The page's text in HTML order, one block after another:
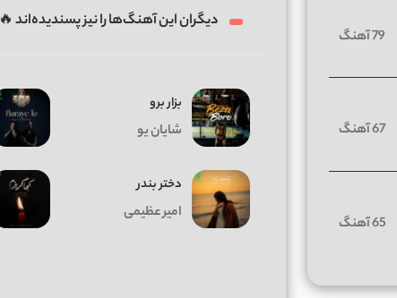
دیگران این آهنگ‌ها را نیز پسندیده‌اند 🔥
بزار برو
شایان یو
دختر بندر
امیر عظیمی
79 آهنگ
67 آهنگ
65 آهنگ